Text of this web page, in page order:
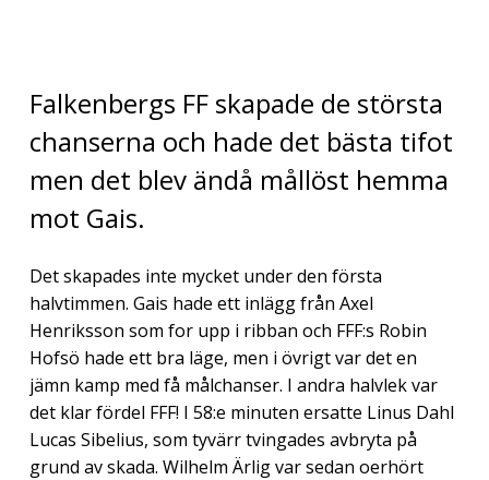
Falkenbergs FF skapade de största
chanserna och hade det bästa tifot
men det blev ändå mållöst hemma
mot Gais.
Det skapades inte mycket under den första
halvtimmen. Gais hade ett inlägg från Axel
Henriksson som for upp i ribban och FFF:s Robin
Hofsö hade ett bra läge, men i övrigt var det en
jämn kamp med få målchanser. I andra halvlek var
det klar fördel FFF! I 58:e minuten ersatte Linus Dahl
Lucas Sibelius, som tyvärr tvingades avbryta på
grund av skada. Wilhelm Ärlig var sedan oerhört